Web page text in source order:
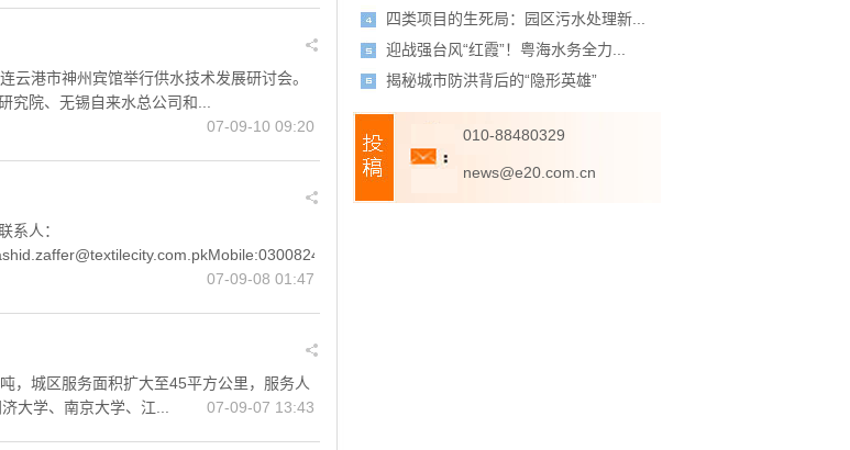
云港市神州宾馆举行供水技术发展研讨会。
究院、无锡自来水总公司和...
07-09-10 09:20
系人：
07-09-08 01:47
，城区服务面积扩大至45平方公里，服务人
大学、南京大学、江...
07-09-07 13:43
四类项目的生死局：园区污水处理新...
迎战强台风“红霞”！粤海水务全力...
揭秘城市防洪背后的“隐形英雄”
010-88480329
news@e20.com.cn